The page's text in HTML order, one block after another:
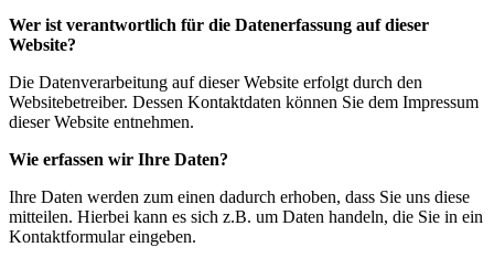
Wer ist verantwortlich für die Datenerfassung auf dieser
Website?
Die Datenverarbeitung auf dieser Website erfolgt durch den
Websitebetreiber. Dessen Kontaktdaten können Sie dem Impressum
dieser Website entnehmen.
Wie erfassen wir Ihre Daten?
Ihre Daten werden zum einen dadurch erhoben, dass Sie uns diese
mitteilen. Hierbei kann es sich z.B. um Daten handeln, die Sie in ein
Kontaktformular eingeben.